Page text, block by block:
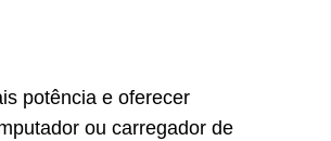
potência e oferecer
ou carregador de